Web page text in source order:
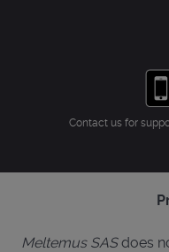
Contact us for
Meltemus SASdoes